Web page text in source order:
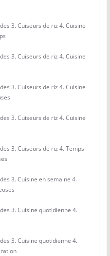
3. Cuiseurs de riz 4. Cuisine
3. Cuiseurs de riz 4. Cuisine
3. Cuiseurs de riz 4. Cuisine
3. Cuiseurs de riz 4. Cuisine
3. Cuiseurs de riz 4. Temps
3. Cuisine en semaine 4.
3. Cuisine quotidienne 4.
3. Cuisine quotidienne 4.